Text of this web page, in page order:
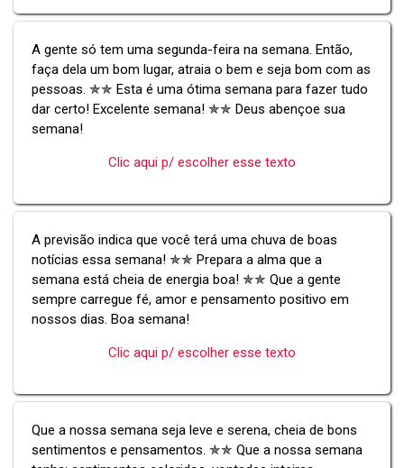
A gente só tem uma segunda-feira na semana. Então,
faça dela um bom lugar, atraia o bem e seja bom com as
pessoas. ✯✯ Esta é uma ótima semana para fazer tudo
dar certo! Excelente semana! ✯✯ Deus abençoe sua
semana!
Clic aqui p/ escolher esse texto
A previsão indica que você terá uma chuva de boas
notícias essa semana! ✯✯ Prepara a alma que a
semana está cheia de energia boa! ✯✯ Que a gente
sempre carregue fé, amor e pensamento positivo em
nossos dias. Boa semana!
Clic aqui p/ escolher esse texto
Que a nossa semana seja leve e serena, cheia de bons
sentimentos e pensamentos. ✯✯ Que a nossa semana